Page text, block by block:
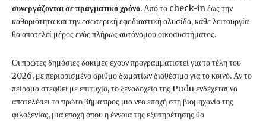
συνεργάζονται σε πραγματικό χρόνο. Από το check-in έως την
καθαριότητα και την εσωτερική εφοδιαστική αλυσίδα, κάθε λειτουργία
θα αποτελεί μέρος ενός πλήρως αυτόνομου οικοσυστήματος.
Οι πρώτες δημόσιες δοκιμές έχουν προγραμματιστεί για τα τέλη του
2026, με περιορισμένο αριθμό δωματίων διαθέσιμο για το κοινό. Αν το
πείραμα στεφθεί με επιτυχία, το ξενοδοχείο της Pudu ενδέχεται να
αποτελέσει το πρώτο βήμα προς μια νέα εποχή στη βιομηχανία της
φιλοξενίας, μια εποχή όπου η έννοια της εξυπηρέτησης θα